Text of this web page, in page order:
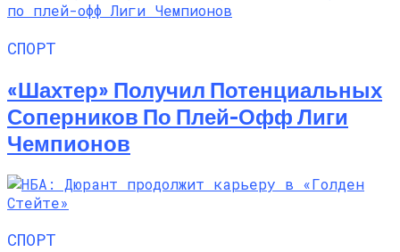
СПОРТ
«Шахтер» Получил Потенциальных
Соперников По Плей-Офф Лиги
Чемпионов
СПОРТ